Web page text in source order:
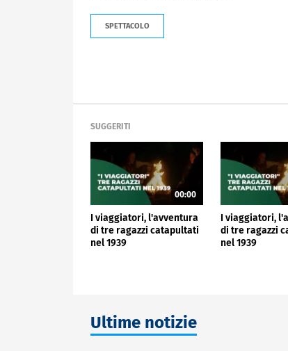
SPETTACOLO
SUGGERITI
00:00
I viaggiatori, l'avventura
di tre ragazzi catapultati
nel 1939
I viaggiatori,
di tre ragazzi
nel 1939
Ultime notizie